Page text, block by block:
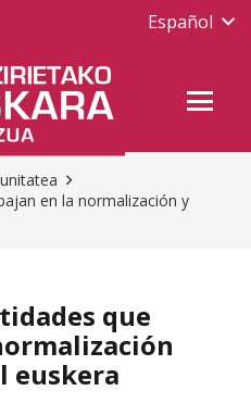
Español
en la normalización y
que
euskera